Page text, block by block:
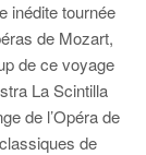
inédite tournée
de Mozart,
de ce voyage
La Scintilla
de l’Opéra de
de